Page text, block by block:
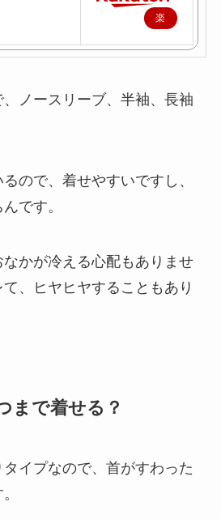
楽
ノースリーブ、半袖、長袖
ので、着せやすいですし、
です。
かが冷える心配もありませ
、ヒヤヒヤすることもあり
まで着せる？
イプなので、首がすわった